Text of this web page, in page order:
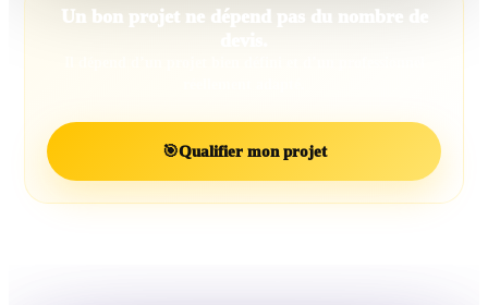
Un bon projet ne dépend pas du nombre de
🎯Qualifier mon projet